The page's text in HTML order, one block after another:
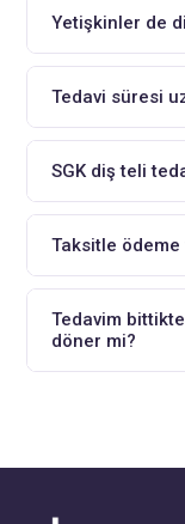
Yetişkinler de
Tedavi süresi
SGK diş teli
Taksitle
Tedavim
döner mi?